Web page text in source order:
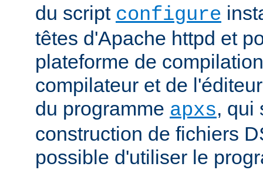
du script configure
têtes d'Apache httpd et
plateforme de
compilateur et de
du programme apxs, qui
construction de fichiers
possible d'utiliser le